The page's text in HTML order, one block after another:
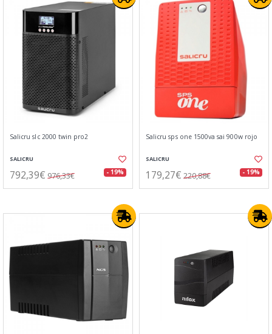
Salicru slc 2000 twin pro2
SALICRU
792,39€ 976,33€ - 19%
Salicru sps one 1500va sai 900w rojo
SALICRU
179,27€ 220,88€ - 19%